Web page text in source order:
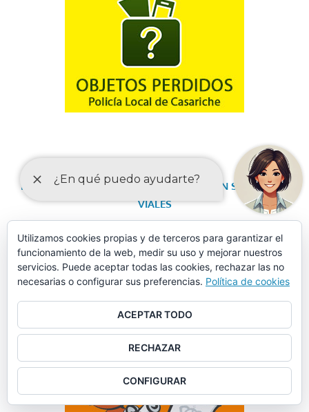
FORMULARIO DE SOLICITUD DE DATOS EN SINIESTROS
VIALES
Utilizamos cookies propias y de terceros para garantizar el
funcionamiento de la web, medir su uso y mejorar nuestros
servicios. Puede aceptar todas las cookies, rechazar las no
necesarias o configurar sus preferencias. Política de cookies
ACEPTAR TODO
RECHAZAR
CONFIGURAR